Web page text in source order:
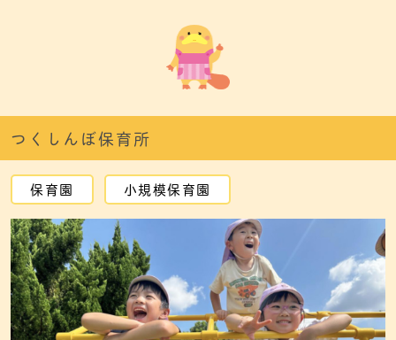
つくしんぼ保育所
保育園 小規模保育園